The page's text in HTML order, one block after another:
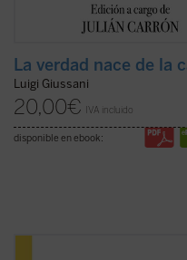
La verdad nace de la
Luigi Giussani
20,00€ IVA incluido
disponible en ebook: